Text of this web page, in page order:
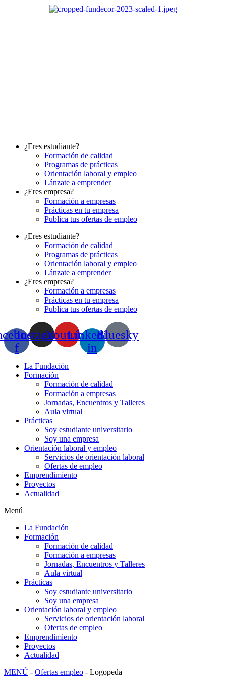
¿Eres estudiante?
Formación de calidad
Programas de prácticas
Orientación laboral y empleo
Lánzate a emprender
¿Eres empresa?
Formación a empresas
Prácticas en tu empresa
Publica tus ofertas de empleo
¿Eres estudiante?
Formación de calidad
Programas de prácticas
Orientación laboral y empleo
Lánzate a emprender
¿Eres empresa?
Formación a empresas
Prácticas en tu empresa
Publica tus ofertas de empleo
f
InstagramYoutubeLinkedin-
in
Bluesky
La Fundación
Formación
Formación de calidad
Formación a empresas
Jornadas, Encuentros y Talleres
Aula virtual
Prácticas
Soy estudiante universitario
Soy una empresa
Orientación laboral y empleo
Servicios de orientación laboral
Ofertas de empleo
Emprendimiento
Proyectos
Actualidad
Menú
La Fundación
Formación
Formación de calidad
Formación a empresas
Jornadas, Encuentros y Talleres
Aula virtual
Prácticas
Soy estudiante universitario
Soy una empresa
Orientación laboral y empleo
Servicios de orientación laboral
Ofertas de empleo
Emprendimiento
Proyectos
Actualidad
MENÚ - Ofertas empleo - Logopeda